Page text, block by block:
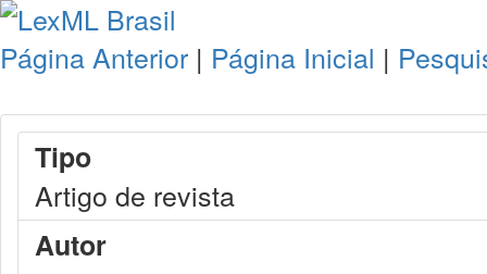
Página Anterior | Página Inicial |
Tipo
Artigo de revista
Autor